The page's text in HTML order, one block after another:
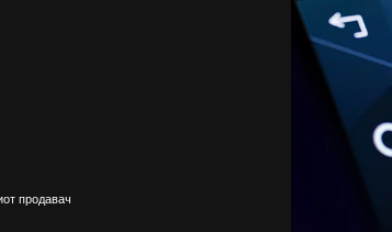
продавач